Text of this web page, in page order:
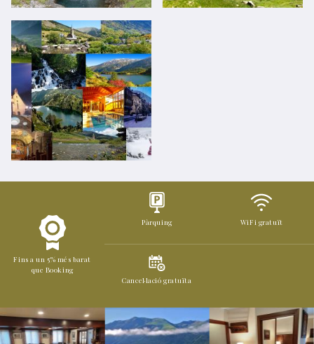
Fins a un 5% més barat
que Booking
Pàrquing WiFi gratuït
Cancel·lació gratuïta